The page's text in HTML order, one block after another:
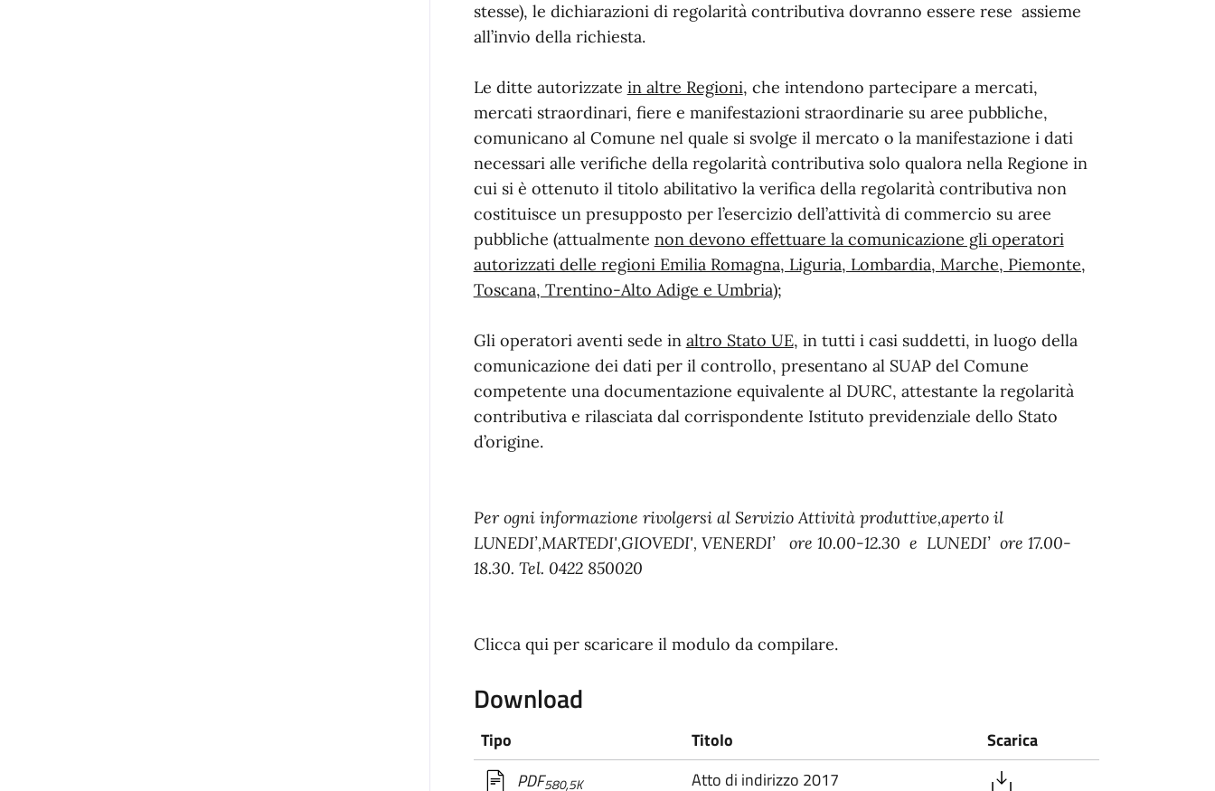
stesse), le dichiarazioni di regolarità contributiva dovranno essere rese assieme
all’invio della richiesta.
Le ditte autorizzate in altre Regioni, che intendono partecipare a mercati,
mercati straordinari, fiere e manifestazioni straordinarie su aree pubbliche,
comunicano al Comune nel quale si svolge il mercato o la manifestazione i dati
necessari alle verifiche della regolarità contributiva solo qualora nella Regione in
cui si è ottenuto il titolo abilitativo la verifica della regolarità contributiva non
costituisce un presupposto per l’esercizio dell’attività di commercio su aree
pubbliche (attualmente non devono effettuare la comunicazione gli operatori
autorizzati delle regioni Emilia Romagna, Liguria, Lombardia, Marche, Piemonte,
Toscana, Trentino-Alto Adige e Umbria);
Gli operatori aventi sede in altro Stato UE, in tutti i casi suddetti, in luogo della
comunicazione dei dati per il controllo, presentano al SUAP del Comune
competente una documentazione equivalente al DURC, attestante la regolarità
contributiva e rilasciata dal corrispondente Istituto previdenziale dello Stato
d’origine.
Per ogni informazione rivolgersi al Servizio Attività produttive,aperto il
LUNEDI’,MARTEDI',GIOVEDI', VENERDI’ ore 10.00-12.30 e LUNEDI’ ore 17.00-
18.30. Tel. 0422 850020
Clicca qui per scaricare il modulo da compilare.
Download
Tipo Titolo
Scarica
PDF580,5K Atto di indirizzo 2017